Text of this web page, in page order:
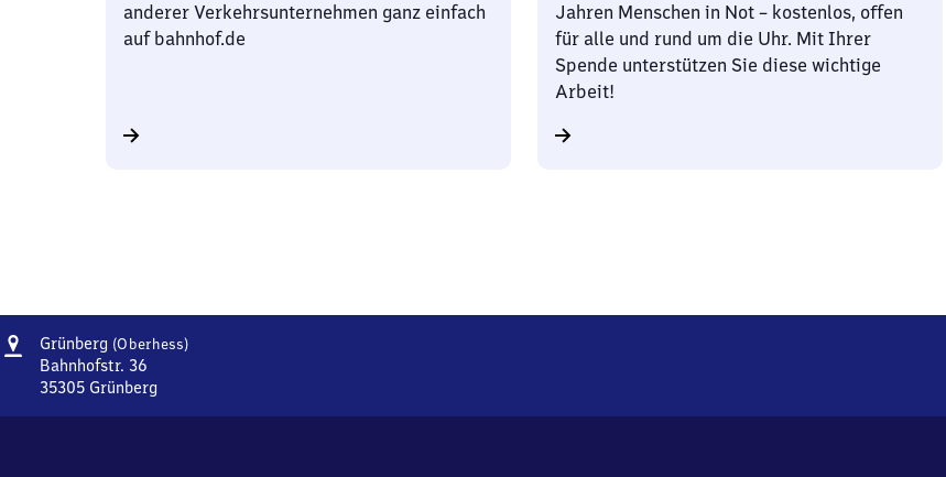
anderer Verkehrsunternehmen ganz einfach
auf bahnhof.de
Jahren Menschen in Not – kostenlos, offen
für alle und rund um die Uhr. Mit Ihrer
Spende unterstützen Sie diese wichtige
Arbeit!
Adresse
Grünberg (Oberhess)Grünberg
Bahnhofstr. 36
35305 Grünberg